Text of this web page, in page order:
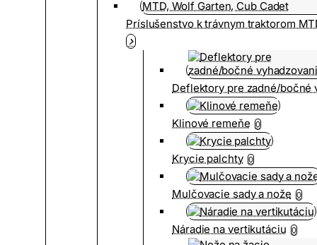
Príslušenstvo k trávnym traktorom
Deflektory pre zadné/bočné
Klinové remeňe 0
Krycie palchty 0
Mulčovacie sady a nože 0
Náradie na vertikutáciu 0